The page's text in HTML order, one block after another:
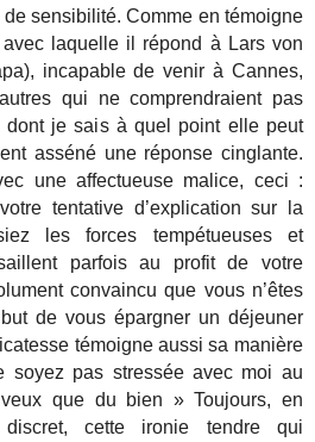
sensibilité. Comme en témoigne
laquelle il répond à Lars von
incapable de venir à Cannes,
qui ne comprendraient pas
dont je sais à quel point elle peut
asséné une réponse cinglante.
une affectueuse malice, ceci :
tentative d’explication sur la
les forces tempétueuses et
parfois au profit de votre
convaincu que vous n’êtes
de vous épargner un déjeuner
témoigne aussi sa manière
pas stressée avec moi au
que du bien » Toujours, en
cette ironie tendre qui